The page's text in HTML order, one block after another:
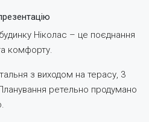
Ніколас – це поєднання
комфорту.
з виходом на терасу, 3
ретельно продумано